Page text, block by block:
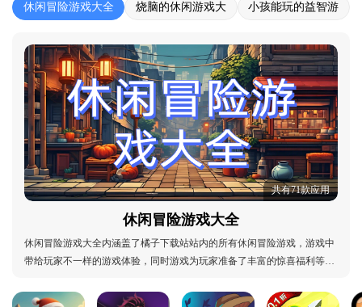
休闲冒险游戏大全
烧脑的休闲游戏大
小孩能玩的益智游
共有71款应用
休闲冒险游戏大全
休闲冒险游戏大全内涵盖了橘子下载站站内的所有休闲冒险游戏，游戏中
带给玩家不一样的游戏体验，同时游戏为玩家准备了丰富的惊喜福利等待
新橘子下载站站内的所有休闲益智类游戏，感兴趣的小伙伴可以下载多款